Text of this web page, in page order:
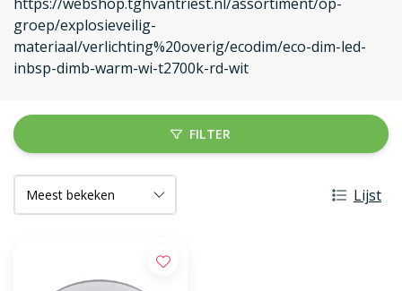
groep/explosieveilig-
materiaal/verlichting%20overig/ecodim/eco-dim-led-
inbsp-dimb-warm-wi-t2700k-rd-wit
FILTER
Lijst